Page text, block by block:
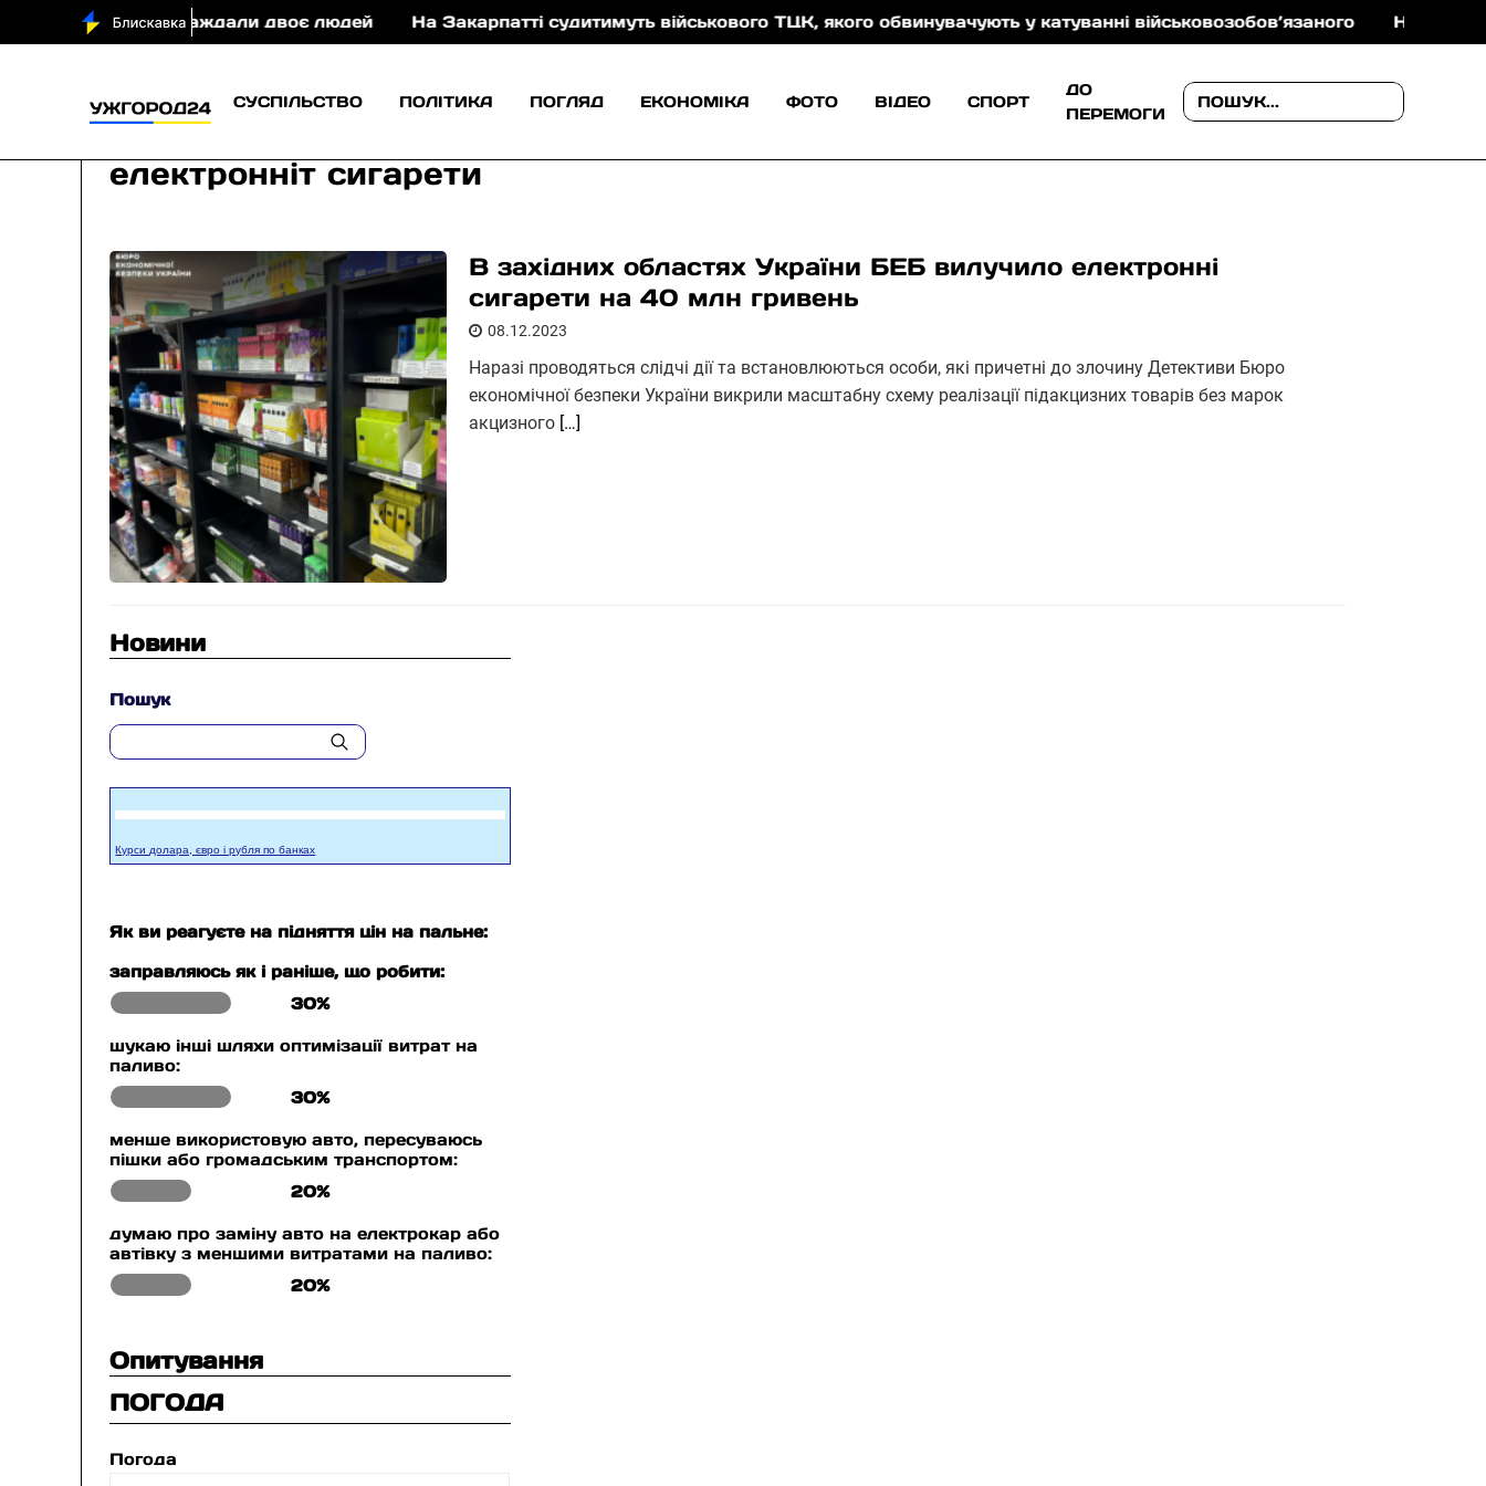
ДТП постраждали двоє людей На Закарпатті судитимуть військового ТЦК, якого обвинувачують у катуванні військовозобов’язаного На Ужгородщині
СУСПІЛЬСТВО ПОЛІТИКА ПОГЛЯД ЕКОНОМІКА ФОТО ВІДЕО СПОРТ
ДО
ПЕРЕМОГИ
електронніт сигарети
В західних областях України БЕБ вилучило електронні
сигарети на 40 млн гривень
08.12.2023
Наразі проводяться слідчі дії та встановлюються особи, які причетні до злочину Детективи Бюро
економічної безпеки України викрили масштабну схему реалізації підакцизних товарів без марок
акцизного […]
Новини
Пошук
Курси долара, євро і рубля по банках
Як ви реагуєте на підняття цін на пальне:
заправляюсь як і раніше, що робити:
30%
шукаю інші шляхи оптимізації витрат на
паливо:
30%
менше використовую авто, пересуваюсь
пішки або громадським транспортом:
20%
думаю про заміну авто на електрокар або
автівку з меншими витратами на паливо:
20%
Опитування
ПОГОДА
Погода